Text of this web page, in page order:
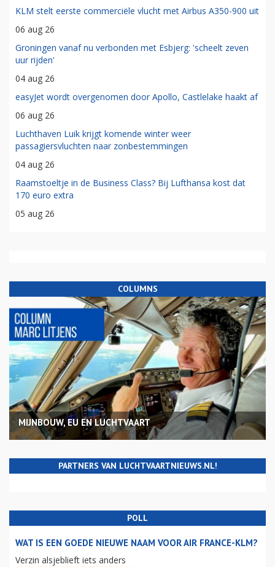
KLM stelt eerste commerciële vlucht met Airbus A350-900 uit
06 aug 26
Groningen vanaf nu verbonden met Esbjerg: 'scheelt zeven
uur rijden'
04 aug 26
easyJet wordt overgenomen door Apollo, Castlelake haakt af
06 aug 26
Luchthaven Luik krijgt komende winter weer
passagiersvluchten naar zonbestemmingen
04 aug 26
Raamstoeltje in de Business Class? Bij Lufthansa kost dat
170 euro extra
05 aug 26
COLUMNS
MIJNBOUW, EU EN LUCHTVAART
PARTNERS VAN LUCHTVAARTNIEUWS.NL!
POLL
WAT IS EEN GOEDE NIEUWE NAAM VOOR AIR FRANCE-KLM?
Verzin alsjeblieft iets anders